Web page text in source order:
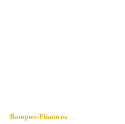
Banques-Finances